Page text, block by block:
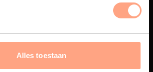
Alles toestaan